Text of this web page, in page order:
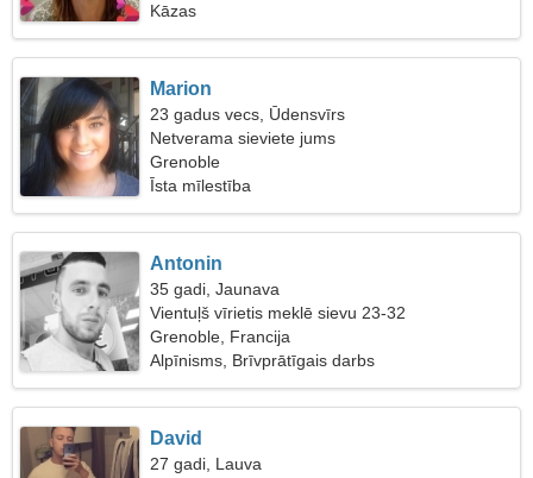
Kāzas
Marion
23 gadus vecs, Ūdensvīrs
Netverama sieviete jums
Grenoble
Īsta mīlestība
Antonin
35 gadi, Jaunava
Vientuļš vīrietis meklē sievu 23-32
Grenoble, Francija
Alpīnisms, Brīvprātīgais darbs
David
27 gadi, Lauva